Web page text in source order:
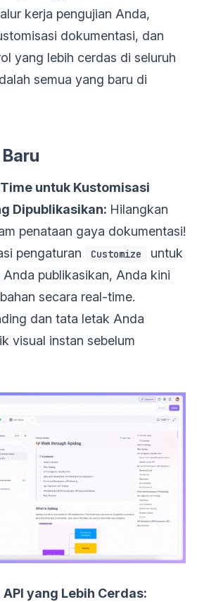
kerja pengujian Anda,
dokumentasi, dan
yang lebih cerdas di seluruh
semua yang baru di
untuk Kustomisasi
Dipublikasikan: Hilangkan
penataan gaya dokumentasi!
pengaturan
Customize
untuk
publikasikan, Anda kini
secara real-time.
dan tata letak Anda
visual instan sebelum
yang Lebih Cerdas: